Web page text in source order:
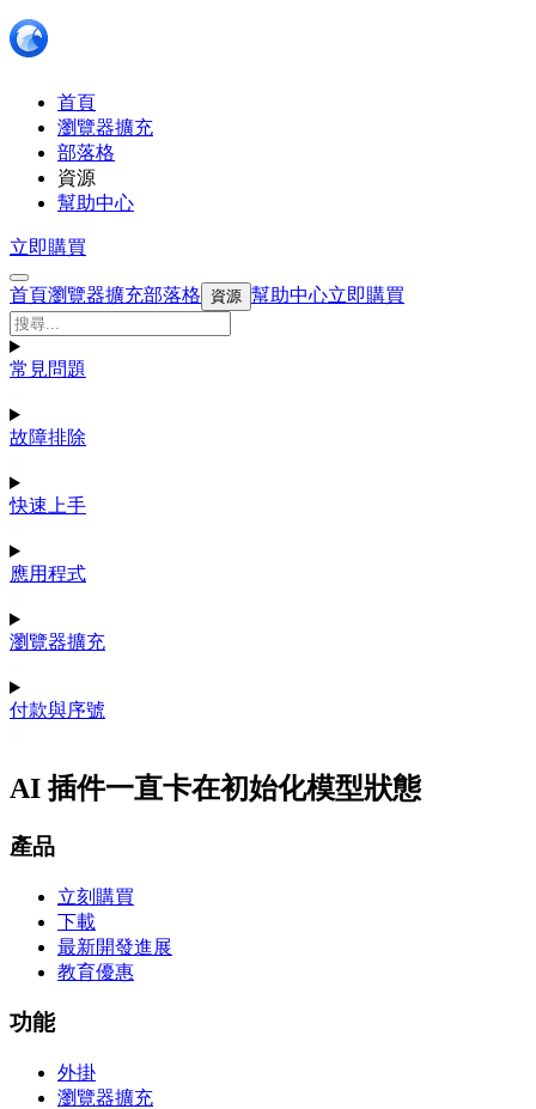
首頁
瀏覽器擴充
部落格
資源
幫助中心
立即購買
首頁瀏覽器擴充部落格 資源 幫助中心立即購買
常見問題
故障排除
快速上手
應用程式
瀏覽器擴充
付款與序號
AI 插件一直卡在初始化模型狀態
產品
立刻購買
下載
最新開發進展
教育優惠
功能
外掛
瀏覽器擴充